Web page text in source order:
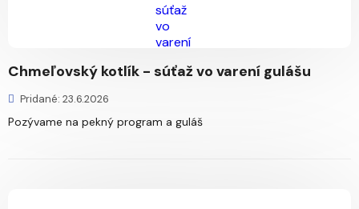
Chmeľovský kotlík - súťaž vo varení gulášu
Pridané: 23.6.2026
Pozývame na pekný program a guláš